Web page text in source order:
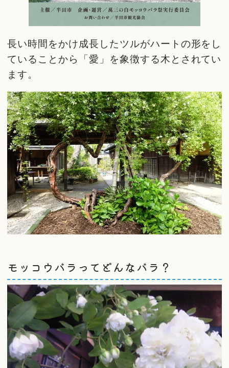
長い時間をかけ成長したツルがハートの形をし
ていることから「愛」を象徴する木とされてい
ます。
モッコウバラってどんなバラ？